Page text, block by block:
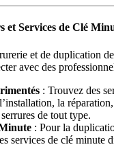
et Services de Clé
et de duplication
avec des
: Trouvez des
la
de tout type.
: Pour la
services de clé minute